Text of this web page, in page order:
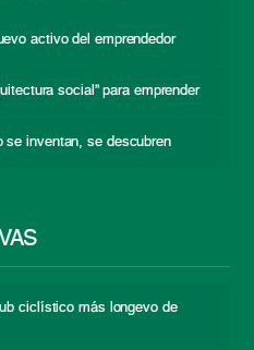
activo del emprendedor
social” para emprender
se inventan, se descubren
ciclístico más longevo de